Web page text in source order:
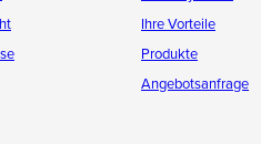
Ihre Vorteile
Produkte
Angebotsanfrage